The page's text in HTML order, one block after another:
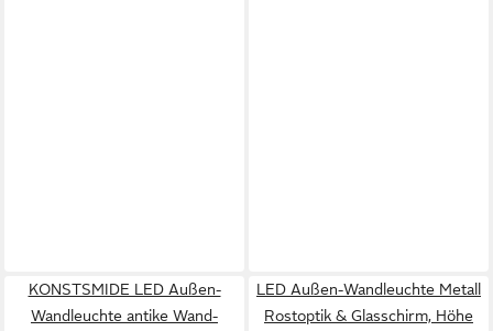
KONSTSMIDE LED Außen-
Wandleuchte antike Wand-
LED Außen-Wandleuchte Metall
Rostoptik & Glasschirm, Höhe